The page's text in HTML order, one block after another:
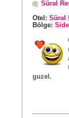
Süral
Otel: Süral
Bölge: Side
guzel.